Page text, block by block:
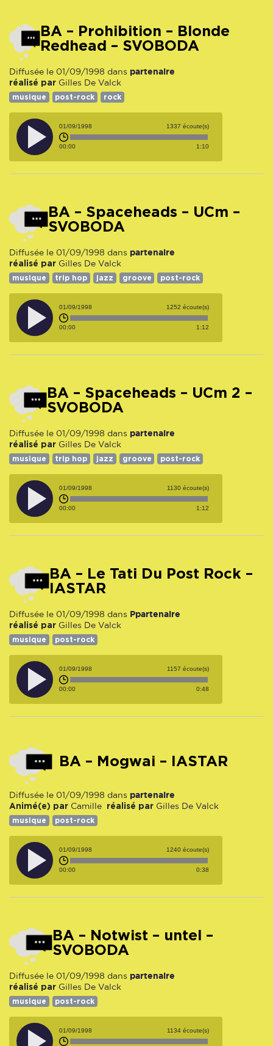
BA – Prohibition – Blonde
Redhead – SVOBODA
Diffusée le 01/09/1998 dans partenaire
réalisé par Gilles De Valck
musique post-rock rock
01/09/1998 1337 écoute(s)
00:00 1:10
BA – Spaceheads – UCm –
SVOBODA
Diffusée le 01/09/1998 dans partenaire
réalisé par Gilles De Valck
musique trip hop jazz groove post-rock
01/09/1998 1252 écoute(s)
00:00 1:12
BA – Spaceheads – UCm 2 –
SVOBODA
Diffusée le 01/09/1998 dans partenaire
réalisé par Gilles De Valck
musique trip hop jazz groove post-rock
01/09/1998 1130 écoute(s)
00:00 1:12
BA – Le Tati Du Post Rock –
IASTAR
Diffusée le 01/09/1998 dans Ppartenaire
réalisé par Gilles De Valck
musique post-rock
01/09/1998 1157 écoute(s)
00:00 0:48
BA – Mogwai – IASTAR
Diffusée le 01/09/1998 dans partenaire
Animé(e) par Camille réalisé par Gilles De Valck
musique post-rock
01/09/1998 1240 écoute(s)
00:00 0:38
BA – Notwist – untel –
SVOBODA
Diffusée le 01/09/1998 dans partenaire
réalisé par Gilles De Valck
musique post-rock
01/09/1998 1134 écoute(s)